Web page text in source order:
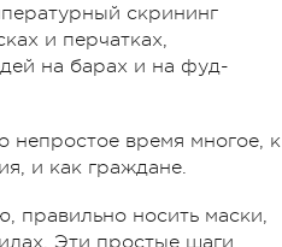
скрининг
и перчатках,
на барах и на фуд-
непростое время многое, к
и как граждане.
правильно носить маски,
Эти простые шаги